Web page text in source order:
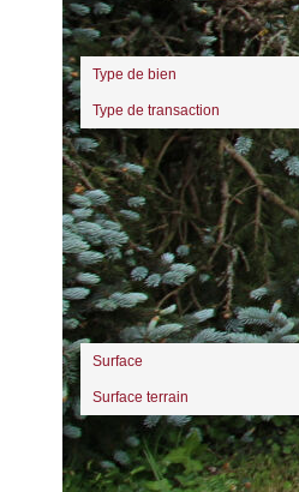
Général
Type de bien
Type de transaction
Surfaces
Surface
Surface terrain